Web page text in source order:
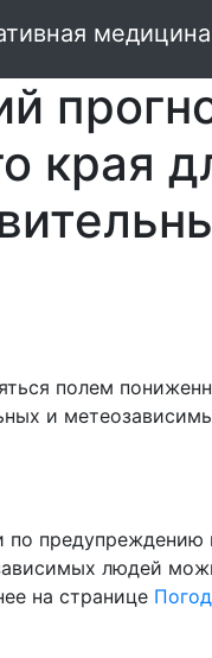
медицина
края
полем
и
предупреждению
людей
на странице